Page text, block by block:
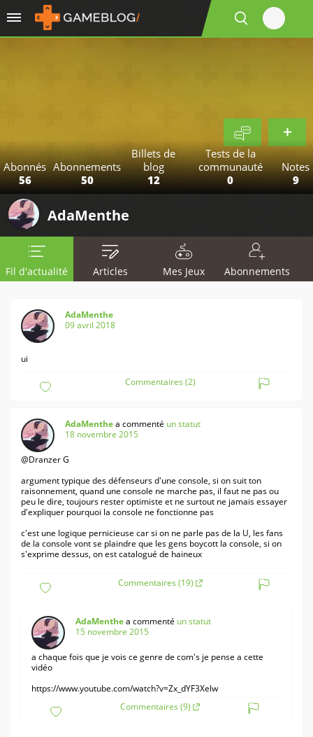
Abonnés
56
Abonnements
50
Billets de
blog
12
Tests de la
communauté
0
Notes
9
AdaMenthe
Fil d'actualité Articles Mes Jeux Abonnements
AdaMenthe
09 avril 2018
ui
Commentaires (2)
AdaMenthea commenté un statut
18 novembre 2015
@Dranzer G
argument typique des défenseurs d'une console, si on suit ton
raisonnement, quand une console ne marche pas, il faut ne pas ou
peu le dire, toujours rester optimiste et ne surtout ne jamais essayer
d'expliquer pourquoi la console ne fonctionne pas
c'est une logique pernicieuse car si on ne parle pas de la U, les fans
de la console vont se plaindre que les gens boycott la console, si on
s'exprime dessus, on est catalogué de haineux
Commentaires (19)
AdaMenthea commenté un statut
15 novembre 2015
a chaque fois que je vois ce genre de com's je pense a cette
vidéo
https://www.youtube.com/watch?v=Zx_dYF3Xelw
Commentaires (9)